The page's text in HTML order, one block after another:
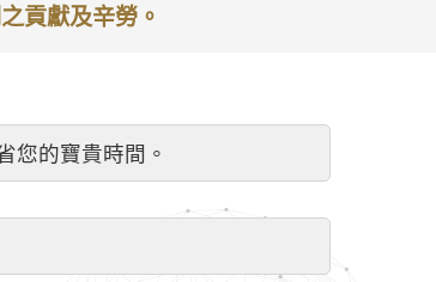
貢獻及辛勞。
您的寶貴時間。